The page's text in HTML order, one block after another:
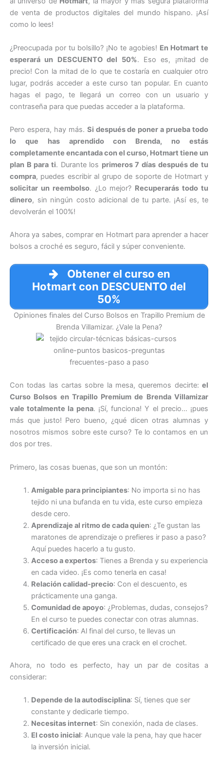
de venta de productos digitales del mundo hispano. ¡Así
como lo lees!
¿Preocupada por tu bolsillo? ¡No te agobies! En Hotmart te
esperará un DESCUENTO del 50%. Eso es, ¡mitad de
precio! Con la mitad de lo que te costaría en cualquier otro
lugar, podrás acceder a este curso tan popular. En cuanto
hagas el pago, te llegará un correo con un usuario y
contraseña para que puedas acceder a la plataforma.
Pero espera, hay más. Si después de poner a prueba todo
lo que has aprendido con Brenda, no estás
completamente encantada con el curso, Hotmart tiene un
plan B para ti. Durante los primeros 7 días después de tu
compra, puedes escribir al grupo de soporte de Hotmart y
solicitar un reembolso. ¿Lo mejor? Recuperarás todo tu
dinero, sin ningún costo adicional de tu parte. ¡Así es, te
devolverán el 100%!
Ahora ya sabes, comprar en Hotmart para aprender a hacer
bolsos a croché es seguro, fácil y súper conveniente.
Obtener el curso en
Hotmart con DESCUENTO del
50%
Opiniones finales del Curso Bolsos en Trapillo Premium de
Brenda Villamizar. ¿Vale la Pena?
Con todas las cartas sobre la mesa, queremos decirte: el
Curso Bolsos en Trapillo Premium de Brenda Villamizar
vale totalmente la pena. ¡Sí, funciona! Y el precio… ¡pues
más que justo! Pero bueno, ¿qué dicen otras alumnas y
nosotros mismos sobre este curso? Te lo contamos en un
dos por tres.
Primero, las cosas buenas, que son un montón:
Amigable para principiantes: No importa si no has
tejido ni una bufanda en tu vida, este curso empieza
desde cero.
Aprendizaje al ritmo de cada quien: ¿Te gustan las
maratones de aprendizaje o prefieres ir paso a paso?
Aquí puedes hacerlo a tu gusto.
Acceso a expertos: Tienes a Brenda y su experiencia
en cada video. ¡Es como tenerla en casa!
Relación calidad-precio: Con el descuento, es
prácticamente una ganga.
Comunidad de apoyo: ¿Problemas, dudas, consejos?
En el curso te puedes conectar con otras alumnas.
Certificación: Al final del curso, te llevas un
certificado de que eres una crack en el crochet.
Ahora, no todo es perfecto, hay un par de cositas a
considerar:
Depende de la autodisciplina: Sí, tienes que ser
constante y dedicarle tiempo.
Necesitas internet: Sin conexión, nada de clases.
El costo inicial: Aunque vale la pena, hay que hacer
la inversión inicial.